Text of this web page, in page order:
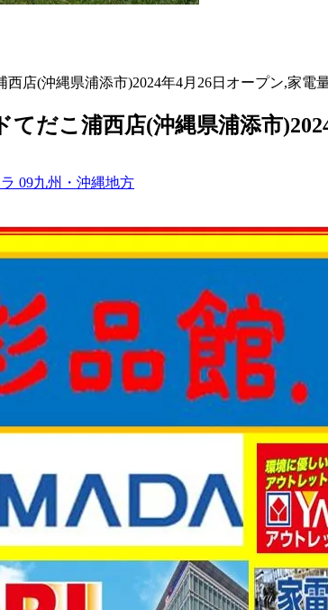
店(沖縄県浦添市)2024年4月26日オープン,家電
だこ浦西店(沖縄県浦添市
09九州・沖縄地方